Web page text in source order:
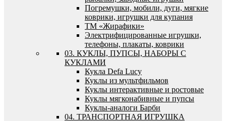
Погремушки, мобили, дуги, мягкие
коврики, игрушки для купания
ТМ «Жирафики»
Электрифицированные игрушки,
телефоны, плакаты, коврики
03. КУКЛЫ, ПУПСЫ, НАБОРЫ С
КУКЛАМИ
Кукла Defa Lucy
Куклы из мультфильмов
Куклы интерактивные и ростовые
Куклы мягконабивные и пупсы
Куклы-аналоги Барби
04. ТРАНСПОРТНАЯ ИГРУШКА